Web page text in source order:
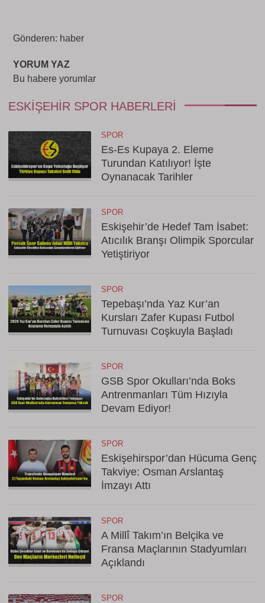
Gönderen: haber
YORUM YAZ
Bu habere yorumlar
ESKIŞEHIR SPOR HABERLERI
SPOR
Es-Es Kupaya 2. Eleme
Turundan Katılıyor! İşte
Oynanacak Tarihler
SPOR
Eskişehir’de Hedef Tam İsabet:
Atıcılık Branşı Olimpik Sporcular
Yetiştiriyor
SPOR
Tepebaşı’nda Yaz Kur’an
Kursları Zafer Kupası Futbol
Turnuvası Coşkuyla Başladı
SPOR
GSB Spor Okulları’nda Boks
Antrenmanları Tüm Hızıyla
Devam Ediyor!
SPOR
Eskişehirspor’dan Hücuma Genç
Takviye: Osman Arslantaş
İmzayı Attı
SPOR
A Millî Takım’ın Belçika ve
Fransa Maçlarının Stadyumları
Açıklandı
SPOR